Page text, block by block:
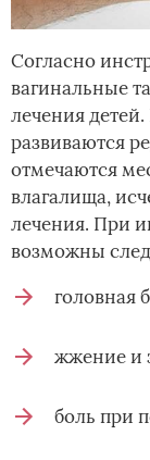
Согласно
вагинальные
лечения
развиваются
отмечаются
влагалища,
лечения. При
возможны
головная
жжение и
боль при